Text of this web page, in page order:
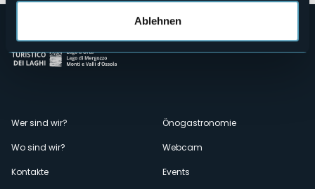
Ablehnen
Menù
secondario
Wer sind wir?
Wo sind wir?
Kontakte
Önogastronomie
Webcam
Events